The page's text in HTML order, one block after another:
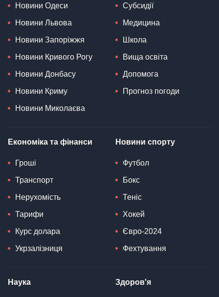
Новини Одеси
Новини Львова
Новини Запоріжжя
Новини Кривого Рогу
Новини Донбасу
Новини Криму
Новини Миколаєва
Субсидії
Медицина
Школа
Вища освіта
Допомога
Прогноз погоди
Економіка та фінанси
Гроші
Транспорт
Нерухомість
Тарифи
Курс долара
Укрзалізниця
Новини спорту
Футбол
Бокс
Теніс
Хокей
Євро-2024
Фехтування
Наука Здоров'я